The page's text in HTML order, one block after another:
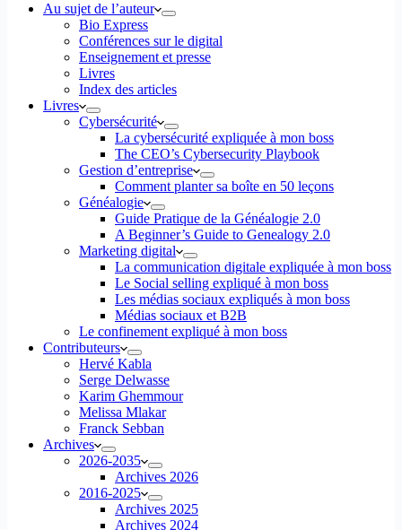
Au sujet de l’auteur
Bio Express
Conférences sur le digital
Enseignement et presse
Livres
Index des articles
Livres
Cybersécurité
La cybersécurité expliquée à mon boss
The CEO’s Cybersecurity Playbook
Gestion d’entreprise
Comment planter sa boîte en 50 leçons
Généalogie
Guide Pratique de la Généalogie 2.0
A Beginner’s Guide to Genealogy 2.0
Marketing digital
La communication digitale expliquée à mon boss
Le Social selling expliqué à mon boss
Les médias sociaux expliqués à mon boss
Médias sociaux et B2B
Le confinement expliqué à mon boss
Contributeurs
Hervé Kabla
Serge Delwasse
Karim Ghemmour
Melissa Mlakar
Franck Sebban
Archives
2026-2035
Archives 2026
2016-2025
Archives 2025
Archives 2024